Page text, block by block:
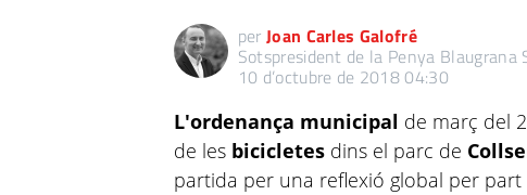
per Joan Carles Galofré
Sotspresident de la Penya Blaugrana
10 d’octubre de 2018 04:30
L'ordenança municipal de març del
de les bicicletes dins el parc de
partida per una reflexió global per